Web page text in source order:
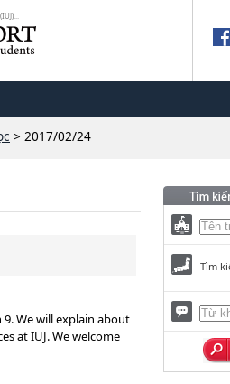
> 2017/02/24
9. We will explain about
at IUJ. We welcome
Tìm